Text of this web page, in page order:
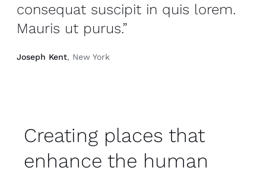
consequat suscipit in quis lorem.
Mauris ut purus.”
Joseph Kent, New York
Creating places that
enhance the human